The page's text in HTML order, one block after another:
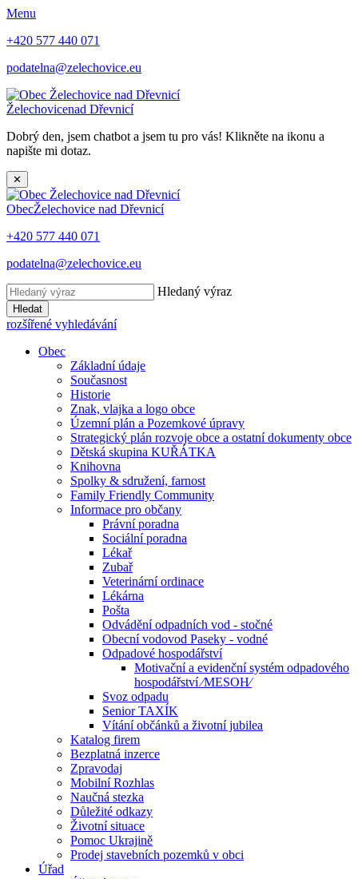
Menu
+420 577 440 071
podatelna@zelechovice.eu
Želechovicenad Dřevnicí
Dobrý den, jsem chatbot a jsem tu pro vás! Klikněte na ikonu a
napište mi dotaz.
✕
ObecŽelechovice nad Dřevnicí
+420 577 440 071
podatelna@zelechovice.eu
Hledaný výraz
Hledat
rozšířené vyhledávání
Obec
Základní údaje
Současnost
Historie
Znak, vlajka a logo obce
Územní plán a Pozemkové úpravy
Strategický plán rozvoje obce a ostatní dokumenty obce
Dětská skupina KUŘÁTKA
Knihovna
Spolky & sdružení, farnost
Family Friendly Community
Informace pro občany
Právní poradna
Sociální poradna
Lékař
Zubař
Veterinární ordinace
Lékárna
Pošta
Odvádění odpadních vod - stočné
Obecní vodovod Paseky - vodné
Odpadové hospodářství
Motivační a evidenční systém odpadového
hospodářství ⁄MESOH⁄
Svoz odpadu
Senior TAXÍK
Vítání občánků a životní jubilea
Katalog firem
Bezplatná inzerce
Zpravodaj
Mobilní Rozhlas
Naučná stezka
Důležité odkazy
Životní situace
Pomoc Ukrajině
Prodej stavebních pozemků v obci
Úřad